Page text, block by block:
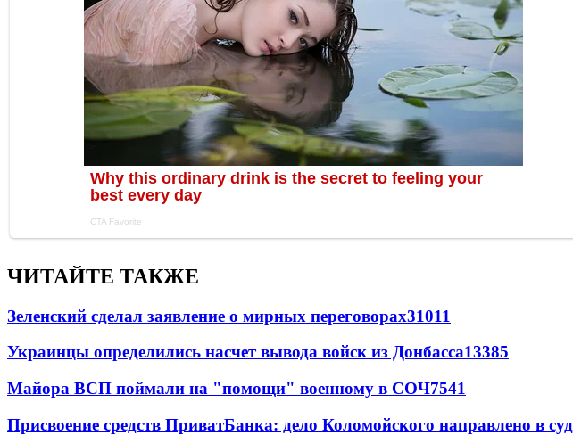
ЧИТАЙТЕ ТАКЖЕ
Зеленский сделал заявление о мирных переговорах31011
Украинцы определились насчет вывода войск из Донбасса13385
Майора ВСП поймали на "помощи" военному в СОЧ7541
Присвоение средств ПриватБанка: дело Коломойского направлено в суд